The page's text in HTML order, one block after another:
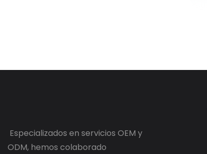
Especializados en servicios OEM y
ODM, hemos colaborado